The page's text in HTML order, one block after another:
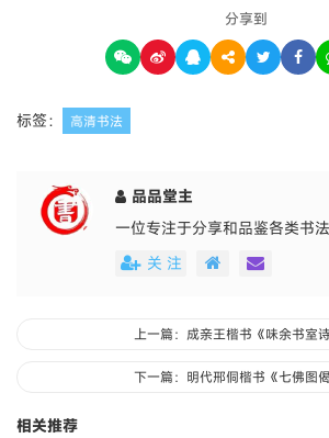
分享到
标签： 高清书法
品品堂主
一位专注于分享和品鉴各类书
关 注
上一篇：成亲王楷书《味余书室
下一篇：明代邢侗楷书《七佛图
相关推荐